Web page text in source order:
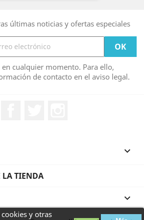
y otras
últimas noticias y ofertas especiales
en cualquier momento. Para ello,
de contacto en el aviso legal.

TIENDA
